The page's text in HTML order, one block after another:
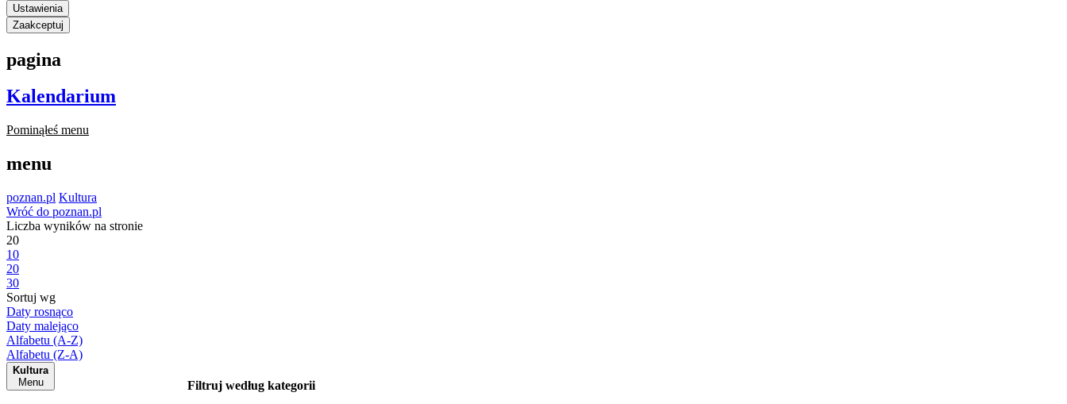
Ustawienia
Zaakceptuj
pagina
Kalendarium
Pominąłeś menu
menu
poznan.pl Kultura
Wróć do poznan.pl
Liczba wyników na stronie
20
10
20
30
Sortuj wg
Daty rosnąco
Daty malejąco
Alfabetu (A-Z)
Alfabetu (Z-A)
Kultura
Menu
Filtruj według kategorii